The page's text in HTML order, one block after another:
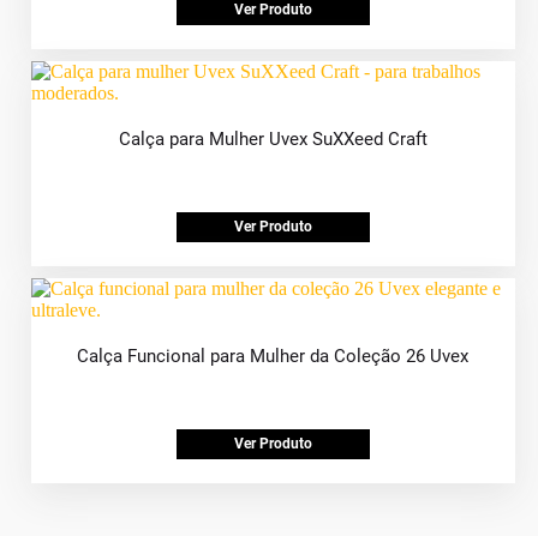
Ver Produto
Calça para Mulher Uvex SuXXeed Craft
Ver Produto
Calça Funcional para Mulher da Coleção 26 Uvex
Ver Produto